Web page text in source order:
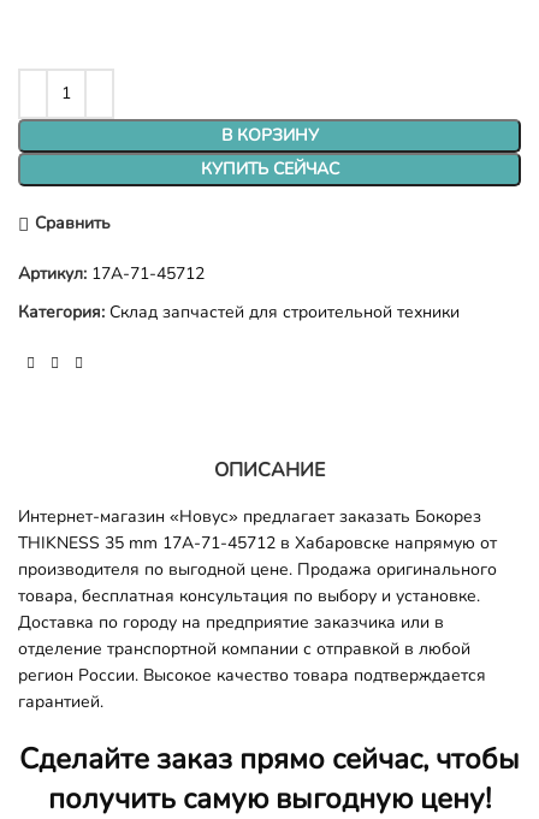
В КОРЗИНУ
КУПИТЬ СЕЙЧАС
Сравнить
Артикул: 17A-71-45712
Категория: Склад запчастей для строительной техники
ОПИСАНИЕ
Интернет-магазин «Новус» предлагает заказать Бокорез
THIKNESS 35 mm 17A-71-45712 в Хабаровске напрямую от
производителя по выгодной цене. Продажа оригинального
товара, бесплатная консультация по выбору и установке.
Доставка по городу на предприятие заказчика или в
отделение транспортной компании с отправкой в любой
регион России. Высокое качество товара подтверждается
гарантией.
Сделайте заказ прямо сейчас, чтобы
получить самую выгодную цену!